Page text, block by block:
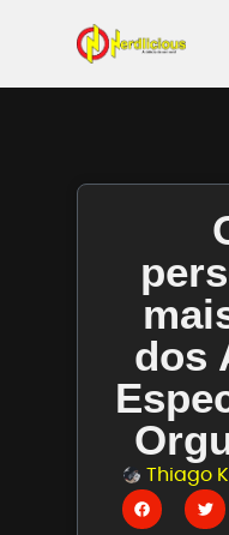
dos
Thiago